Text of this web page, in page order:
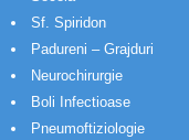
Sf. Spiridon
Padureni – Grajduri
Neurochirurgie
Boli Infectioase
Pneumoftiziologie